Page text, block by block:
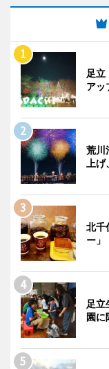
足
アッ
荒川
上
北千
ー
足
園に